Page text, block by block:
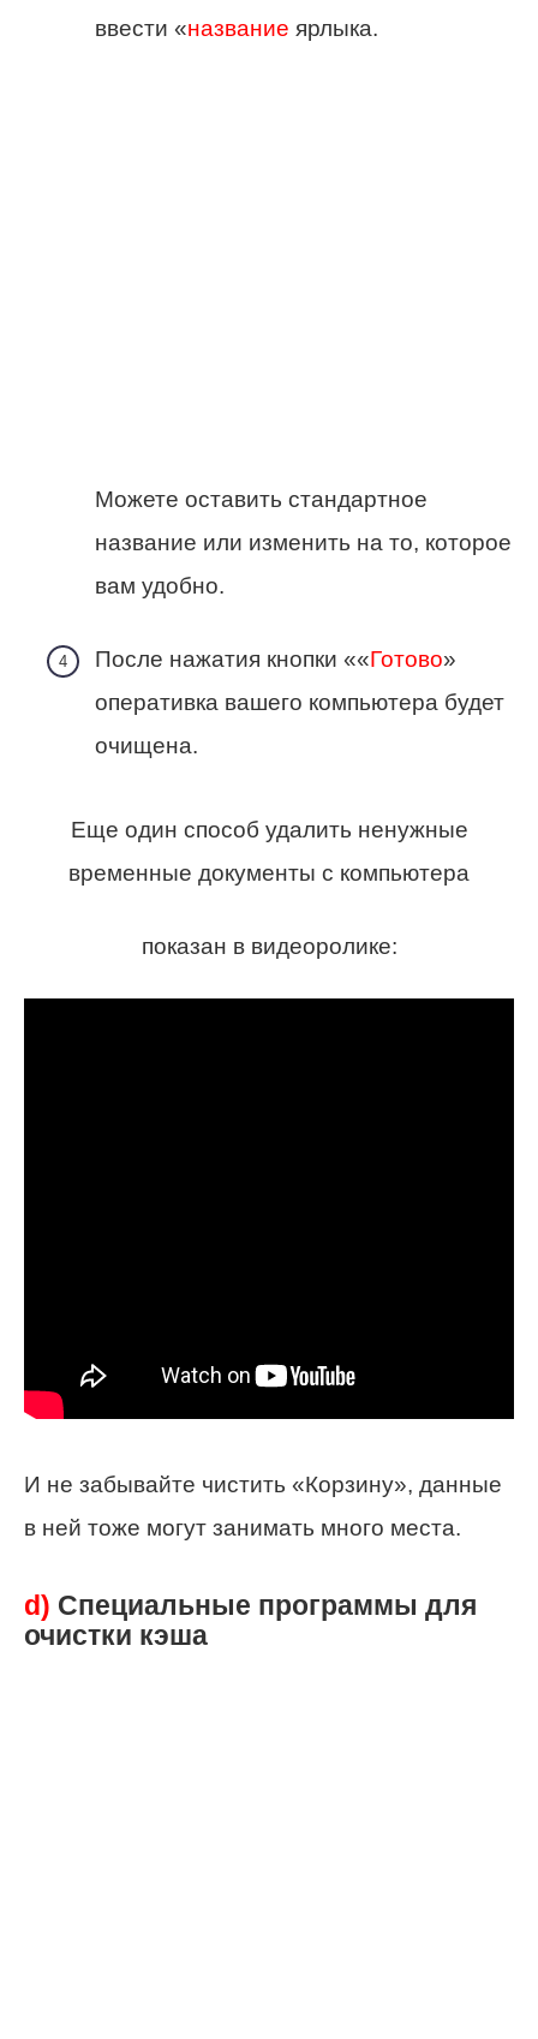
ввести «название ярлыка.
Можете оставить стандартное
название или изменить на то, которое
вам удобно.
После нажатия кнопки ««Готово»
оперативка вашего компьютера будет
очищена.
Еще один способ удалить ненужные
временные документы с компьютера
показан в видеоролике:
И не забывайте чистить «Корзину», данные
в ней тоже могут занимать много места.
d) Специальные программы для
очистки кэша